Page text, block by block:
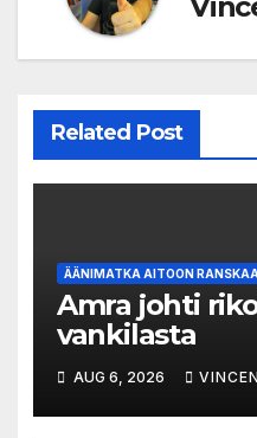
Related Post
ÄÄNIMATKA AITOON
Amra johti
vankilasta
AUG 6, 2026